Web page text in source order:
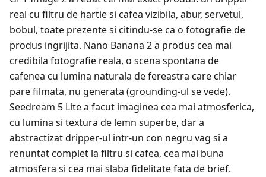
real cu filtru de hartie si cafea vizibila, abur, servetul,
bobul, toate prezente si citindu-se ca o fotografie de
produs ingrijita. Nano Banana 2 a produs cea mai
credibila fotografie reala, o scena spontana de
cafenea cu lumina naturala de fereastra care chiar
pare filmata, nu generata (grounding-ul se vede).
Seedream 5 Lite a facut imaginea cea mai atmosferica,
cu lumina si textura de lemn superbe, dar a
abstractizat dripper-ul intr-un con negru vag si a
renuntat complet la filtru si cafea, cea mai buna
atmosfera si cea mai slaba fidelitate fata de brief.